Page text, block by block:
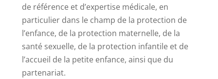
de référence et d’expertise médicale, en
particulier dans le champ de la protection de
l’enfance, de la protection maternelle, de la
santé sexuelle, de la protection infantile et de
l’accueil de la petite enfance, ainsi que du
partenariat.